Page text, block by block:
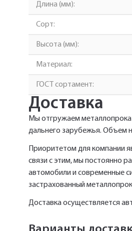
Длина (мм):
Сорт:
Высота (мм):
Материал:
ГОСТ сортамент:
Доставка
Мы отгружаем
дальнего зарубежья. Объем
Приоритетом для компании
связи с этим, мы постоянно
автомобили и современные
застрахованный
Доставка осуществляется